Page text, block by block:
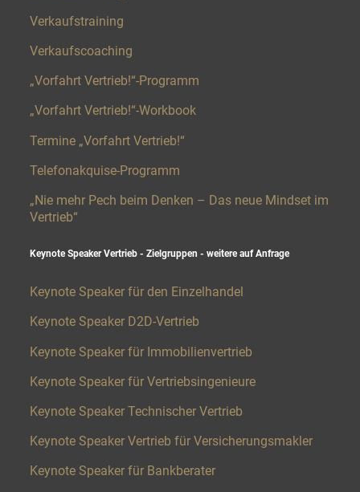
Verkaufstraining
Verkaufscoaching
„Vorfahrt Vertrieb!“-Programm
„Vorfahrt Vertrieb!“-Workbook
Termine „Vorfahrt Vertrieb!“
Telefonakquise-Programm
„Nie mehr Pech beim Denken – Das neue Mindset im
Vertrieb“
Keynote Speaker Vertrieb - Zielgruppen - weitere auf Anfrage​
Keynote Speaker für den Einzelhandel
Keynote Speaker D2D-Vertrieb
Keynote Speaker für Immobilienvertrieb
Keynote Speaker für Vertriebsingenieure
Keynote Speaker Technischer Vertrieb
Keynote Speaker Vertrieb für Versicherungsmakler
Keynote Speaker für Bankberater